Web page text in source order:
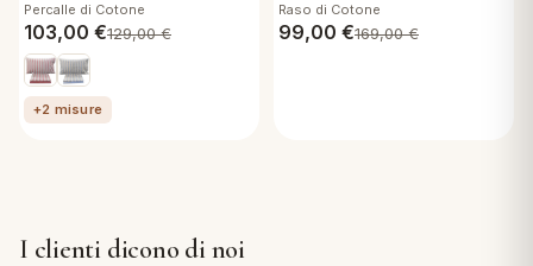
Percalle di Cotone
103,00 €129,00€
+2 misure
Raso di Cotone
99,00 €169,00€
I clienti dicono di noi